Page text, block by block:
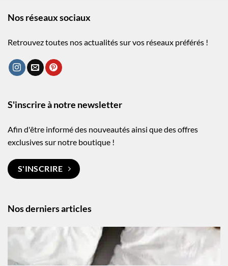
Nos réseaux sociaux
Retrouvez toutes nos actualités sur vos réseaux préférés !
Nos derniers articles
S'inscrire à notre newsletter
Afin d'être informé des nouveautés ainsi que des offres
exclusives sur notre boutique !
S'INSCRIRE